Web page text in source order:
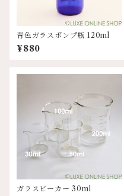
青色ガラスポンプ瓶 120ml
¥880
ガラスビーカー 30ml